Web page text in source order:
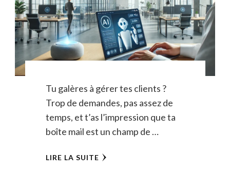
Tu galères à gérer tes clients ?
Trop de demandes, pas assez de
temps, et t’as l’impression que ta
boîte mail est un champ de …
LIRE LA SUITE